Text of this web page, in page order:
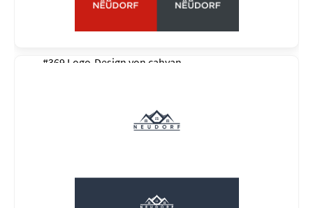
#369 Logo-Design von cahyan